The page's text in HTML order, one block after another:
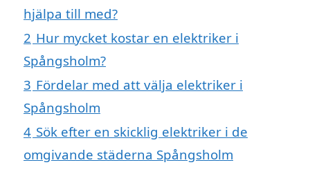
hjälpa till med?
2 Hur mycket kostar en elektriker i
Spångsholm?
3 Fördelar med att välja elektriker i
Spångsholm
4 Sök efter en skicklig elektriker i de
omgivande städerna Spångsholm